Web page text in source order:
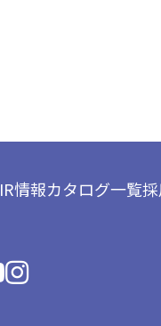
IR情報カタログ一覧